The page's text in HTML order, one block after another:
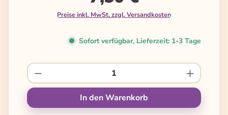
Preise inkl. MwSt. zzgl. Versandkosten
Sofort verfügbar, Lieferzeit: 1-3 Tage
Produkt Anzahl: Gib den gewünschten
In den Warenkorb